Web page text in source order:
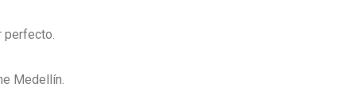
perfecto.
Medellín.